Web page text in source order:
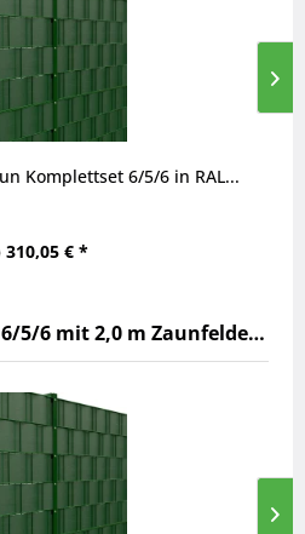
Komplettset 6/5/6 in RAL...
310,05 € *
Sichtschutz-Zaunset 6/5/6 mit 2,0 m Zaunfeldern